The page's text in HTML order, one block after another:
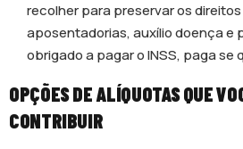
recolher para preservar os
aposentadorias, auxílio doença e
obrigado a pagar o INSS, paga se
OPÇÕES DE ALÍQUOTAS QUE
CONTRIBUIR